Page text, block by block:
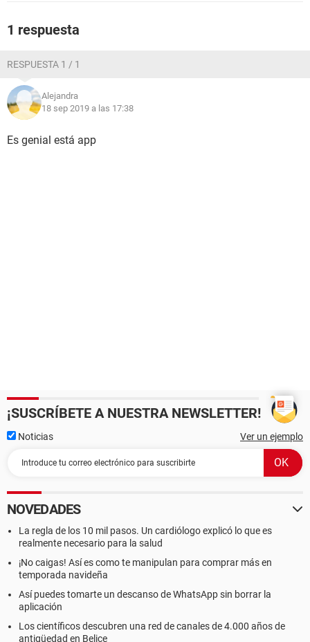
1 respuesta
RESPUESTA 1 / 1
Alejandra
18 sep 2019 a las 17:38
Es genial está app
¡SUSCRÍBETE A NUESTRA NEWSLETTER!
Noticias Ver un ejemplo
NOVEDADES
La regla de los 10 mil pasos. Un cardiólogo explicó lo que es
realmente necesario para la salud
¡No caigas! Así es como te manipulan para comprar más en
temporada navideña
Así puedes tomarte un descanso de WhatsApp sin borrar la
aplicación
Los científicos descubren una red de canales de 4.000 años de
antigüedad en Belice